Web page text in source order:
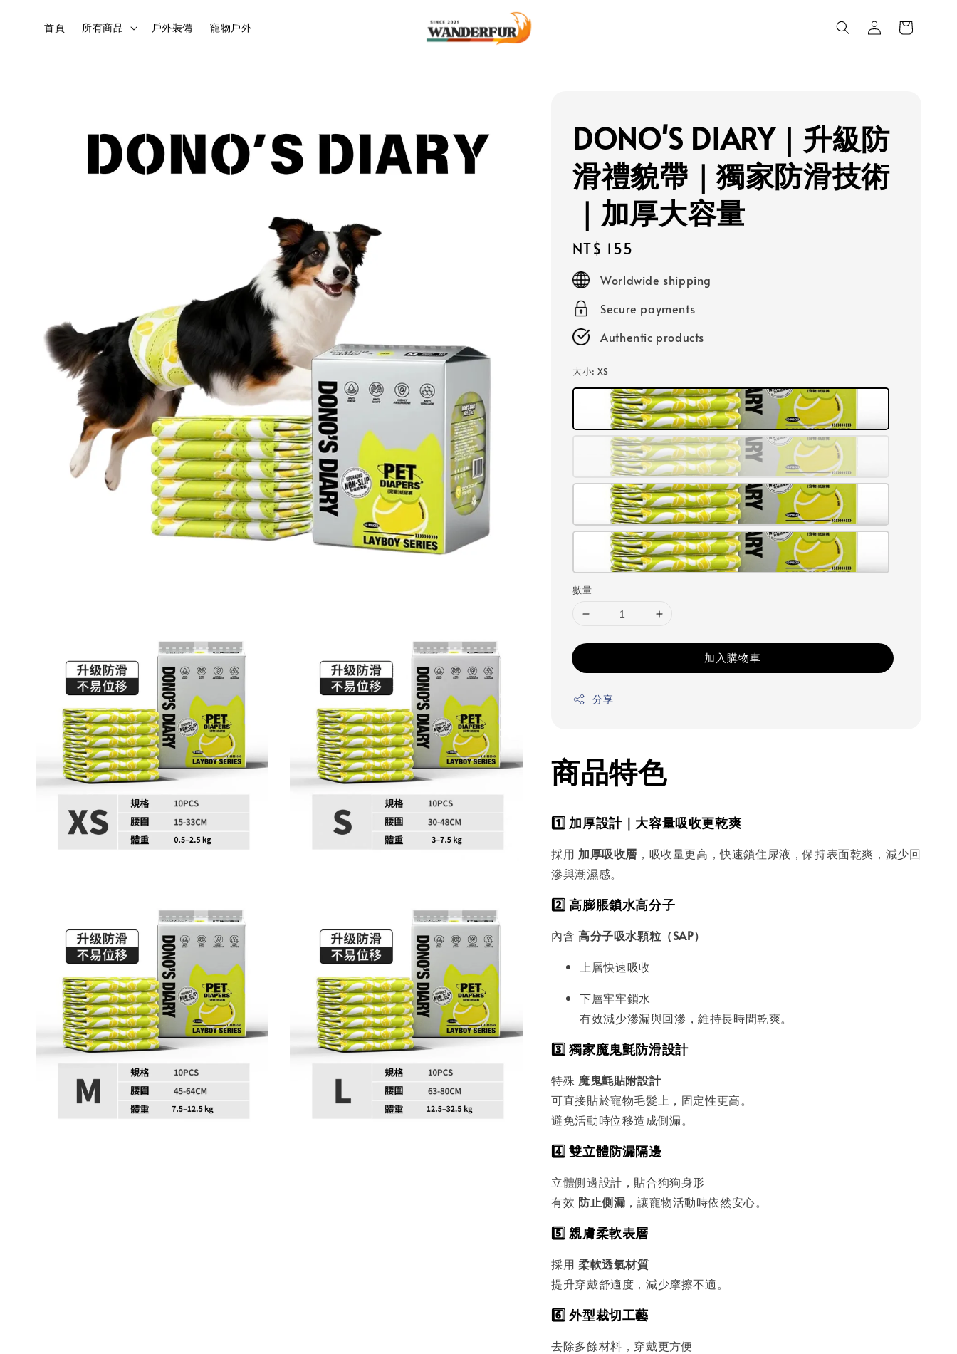
首頁 所有商品 戶外裝備 寵物戶外
DONO'S DIARY｜升級防
滑禮貌帶｜獨家防滑技術
｜加厚大容量
Regular
price
NT$ 155
Worldwide shipping
Secure payments
Authentic products
大小: XS
數量
加入購物車
分享
商品特色
1️⃣ 加厚設計｜大容量吸收更乾爽
採用 加厚吸收層 ，吸收量更高，快速鎖住尿液，保持表面乾爽，減少回
滲與潮濕感。
2️⃣ 高膨脹鎖水高分子
內含 高分子吸水顆粒（SAP）
上層快速吸收
下層牢牢鎖水
有效減少滲漏與回滲，維持長時間乾爽。
3️⃣ 獨家魔鬼氈防滑設計
特殊 魔鬼氈貼附設計
可直接貼於寵物毛髮上，固定性更高。
避免活動時位移造成側漏。
4️⃣ 雙立體防漏隔邊
立體側邊設計，貼合狗狗身形
有效 防止側漏 ，讓寵物活動時依然安心。
5️⃣ 親膚柔軟表層
採用 柔軟透氣材質
提升穿戴舒適度，減少摩擦不適。
6️⃣ 外型裁切工藝
去除多餘材料，穿戴更方便